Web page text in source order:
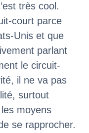
très cool.
court parce
Unis et que
parlant
le circuit-
il ne va pas
surtout
les moyens
se rapprocher.